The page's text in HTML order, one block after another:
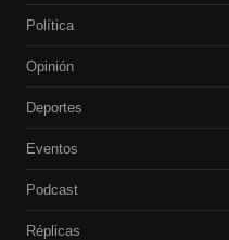
Política
Opinión
Deportes
Eventos
Podcast
Réplicas